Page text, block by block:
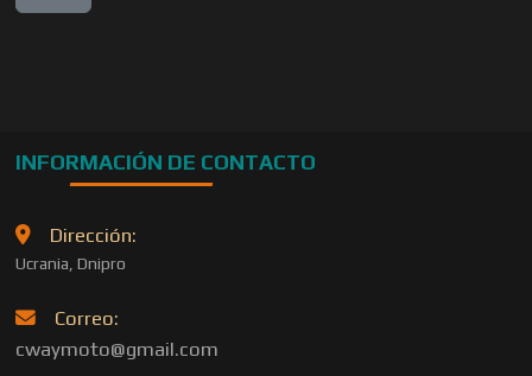
INFORMACIÓN DE CONTACTO
Dirección:
Ucrania, Dnipro
Correo:
cwaymoto@gmail.com